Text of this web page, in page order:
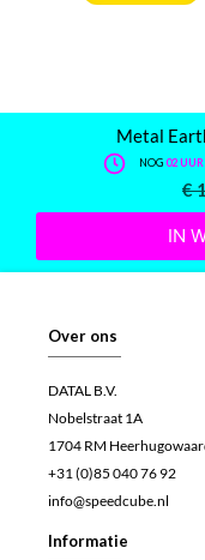
Metal
NOG02
€
IN
Over ons
DATAL B.V.
Nobelstraat 1A
1704 RM
+31 (0)85 040 76 92
info@speedcube.nl
Informatie